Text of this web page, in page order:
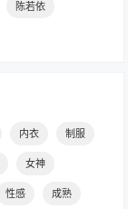
陈若依
内衣 制服
女神
性感 成熟